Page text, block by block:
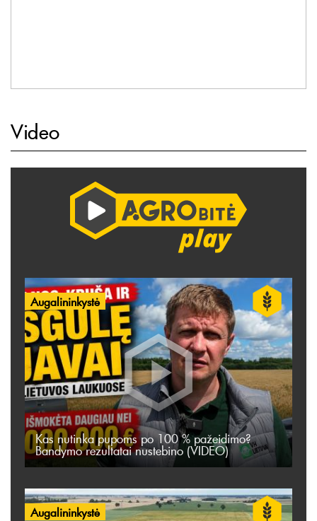
Video
Augalininkystė
Kas nutinka pupoms po 100 % pažeidimo?
Bandymo rezultatai nustebino (VIDEO)
Augalininkystė